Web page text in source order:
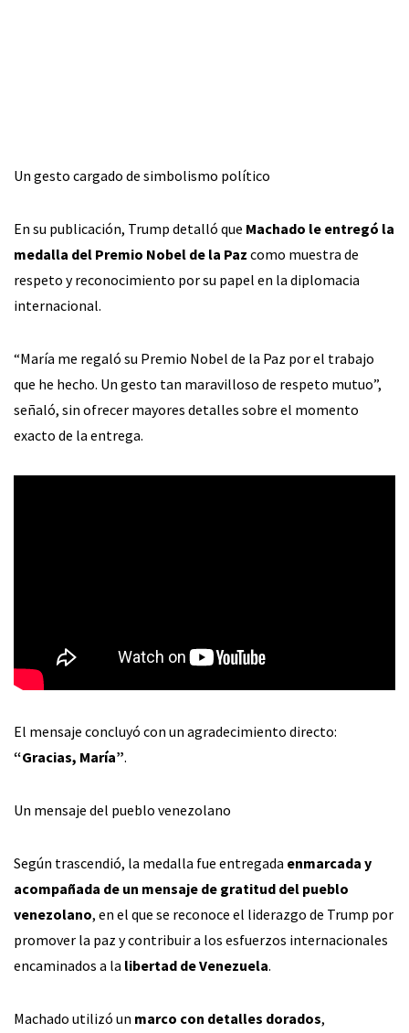
Un gesto cargado de simbolismo político
En su publicación, Trump detalló que Machado le entregó la
medalla del Premio Nobel de la Paz como muestra de
respeto y reconocimiento por su papel en la diplomacia
internacional.
“María me regaló su Premio Nobel de la Paz por el trabajo
que he hecho. Un gesto tan maravilloso de respeto mutuo”,
señaló, sin ofrecer mayores detalles sobre el momento
exacto de la entrega.
El mensaje concluyó con un agradecimiento directo:
“Gracias, María”.
Un mensaje del pueblo venezolano
Según trascendió, la medalla fue entregada enmarcada y
acompañada de un mensaje de gratitud del pueblo
venezolano, en el que se reconoce el liderazgo de Trump por
promover la paz y contribuir a los esfuerzos internacionales
encaminados a la libertad de Venezuela.
Machado utilizó un marco con detalles dorados,